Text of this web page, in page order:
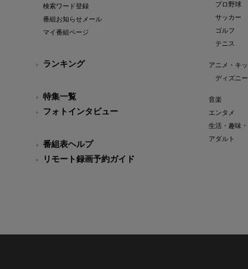
検索ワード登録
番組お知らせメール
マイ番組ページ
ランキング
特集一覧
フォトインタビュー
番組表ヘルプ
リモート録画予約ガイド
プロ野球
サッカー
ゴルフ
テニス
アニメ・キ
ディズニー
音楽
エンタメ
生活・趣味
アダルト